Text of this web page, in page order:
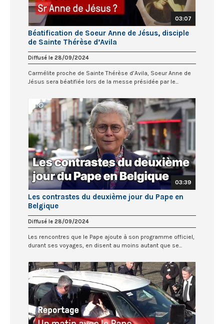
03:07
Béatification de Soeur Anne de Jésus, disciple
de Sainte Thérèse d’Avila
Diffusé le 28/09/2024
Carmélite proche de Sainte Thérèse d’Avila, Soeur Anne de
Jésus sera béatifiée lors de la messe présidée par le...
03:39
Les contrastes du deuxième jour du Pape en
Belgique
Diffusé le 28/09/2024
Les rencontres que le Pape ajoute à son programme officiel,
durant ses voyages, en disent au moins autant que se...